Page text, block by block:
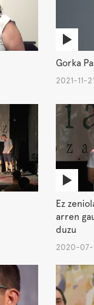
Gorka
2021-11-
Ez
arren
duzu
2020-07-